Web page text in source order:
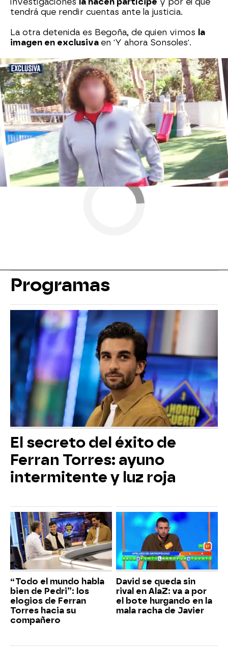
investigaciones la hacen partícipe y por el que
tendrá que rendir cuentas ante la justicia.
La otra detenida es Begoña, de quien vimos la
imagen en exclusiva en 'Y ahora Sonsoles'.
Sucesos Madrid
Antena 3 » Programas » Y ahora Sonsoles
Programas
El secreto del éxito de
Ferran Torres: ayuno
intermitente y luz roja
“Todo el mundo habla
bien de Pedri”: los
elogios de Ferran
Torres hacia su
compañero
David se queda sin
rival en AlaZ: va a por
el bote hurgando en la
mala racha de Javier